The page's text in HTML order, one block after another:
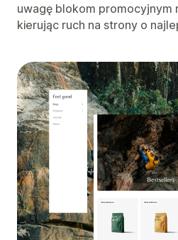
uwagę blokom promocyjnym
kierując ruch na strony o